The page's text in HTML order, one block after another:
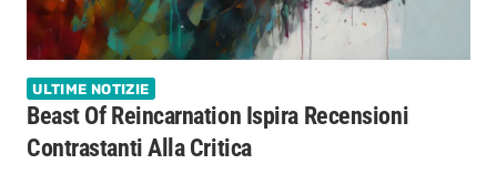
ULTIME NOTIZIE
Beast Of Reincarnation Ispira Recensioni
Contrastanti Alla Critica